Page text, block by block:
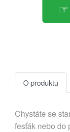
O produktu
Chystáte se
fesťák nebo do